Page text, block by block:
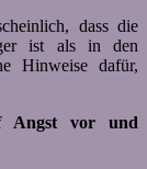
dass die
ist als in den
Hinweise dafür,
Angst vor und